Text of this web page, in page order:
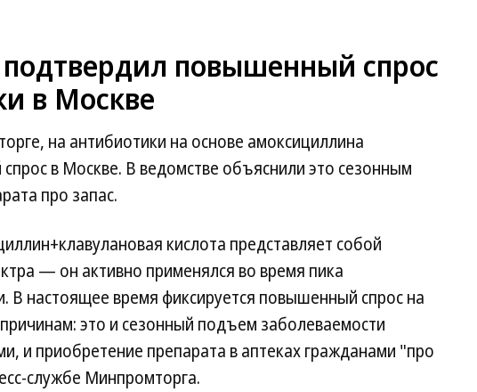
повышенный спрос
в Москве
на антибиотики на основе амоксициллина
в Москве. В ведомстве объяснили это сезонным
про запас.
кислота представляет собой
— он активно применялся во время пика
В настоящее время фиксируется повышенный спрос на
это и сезонный подъем заболеваемости
и приобретение препарата в аптеках гражданами "про
службе Минпромторга.